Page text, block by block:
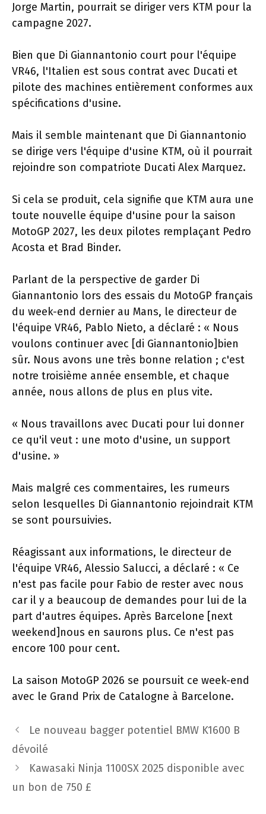
Jorge Martin, pourrait se diriger vers KTM pour la
campagne 2027.
Bien que Di Giannantonio court pour l'équipe
VR46, l'Italien est sous contrat avec Ducati et
pilote des machines entièrement conformes aux
spécifications d'usine.
Mais il semble maintenant que Di Giannantonio
se dirige vers l'équipe d'usine KTM, où il pourrait
rejoindre son compatriote Ducati Alex Marquez.
Si cela se produit, cela signifie que KTM aura une
toute nouvelle équipe d'usine pour la saison
MotoGP 2027, les deux pilotes remplaçant Pedro
Acosta et Brad Binder.
Parlant de la perspective de garder Di
Giannantonio lors des essais du MotoGP français
du week-end dernier au Mans, le directeur de
l'équipe VR46, Pablo Nieto, a déclaré : « Nous
voulons continuer avec [di Giannantonio]bien
sûr. Nous avons une très bonne relation ; c'est
notre troisième année ensemble, et chaque
année, nous allons de plus en plus vite.
« Nous travaillons avec Ducati pour lui donner
ce qu'il veut : une moto d'usine, un support
d'usine. »
Mais malgré ces commentaires, les rumeurs
selon lesquelles Di Giannantonio rejoindrait KTM
se sont poursuivies.
Réagissant aux informations, le directeur de
l'équipe VR46, Alessio Salucci, a déclaré : « Ce
n'est pas facile pour Fabio de rester avec nous
car il y a beaucoup de demandes pour lui de la
part d'autres équipes. Après Barcelone [next
weekend]nous en saurons plus. Ce n'est pas
encore 100 pour cent.
La saison MotoGP 2026 se poursuit ce week-end
avec le Grand Prix de Catalogne à Barcelone.
Navigation
des
Le nouveau bagger potentiel BMW K1600 B
dévoilé
Kawasaki Ninja 1100SX 2025 disponible avec
un bon de 750 £